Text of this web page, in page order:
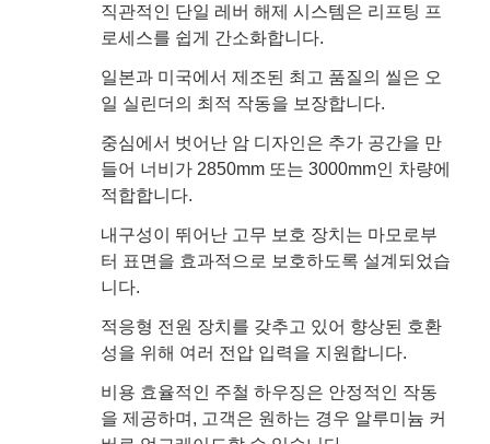
직관적인 단일 레버 해제 시스템은 리프팅 프
로세스를 쉽게 간소화합니다.
일본과 미국에서 제조된 최고 품질의 씰은 오
일 실린더의 최적 작동을 보장합니다.
중심에서 벗어난 암 디자인은 추가 공간을 만
들어 너비가 2850mm 또는 3000mm인 차량에
적합합니다.
내구성이 뛰어난 고무 보호 장치는 마모로부
터 표면을 효과적으로 보호하도록 설계되었습
니다.
적응형 전원 장치를 갖추고 있어 향상된 호환
성을 위해 여러 전압 입력을 지원합니다.
비용 효율적인 주철 하우징은 안정적인 작동
을 제공하며, 고객은 원하는 경우 알루미늄 커